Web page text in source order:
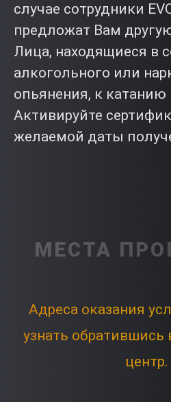
случае сотрудники
предложат Вам
Лица, находящиеся в
алкогольного или
опьянения, к катанию
Активируйте
желаемой даты
МЕСТА
Адреса оказания
узнать обратившись
центр.